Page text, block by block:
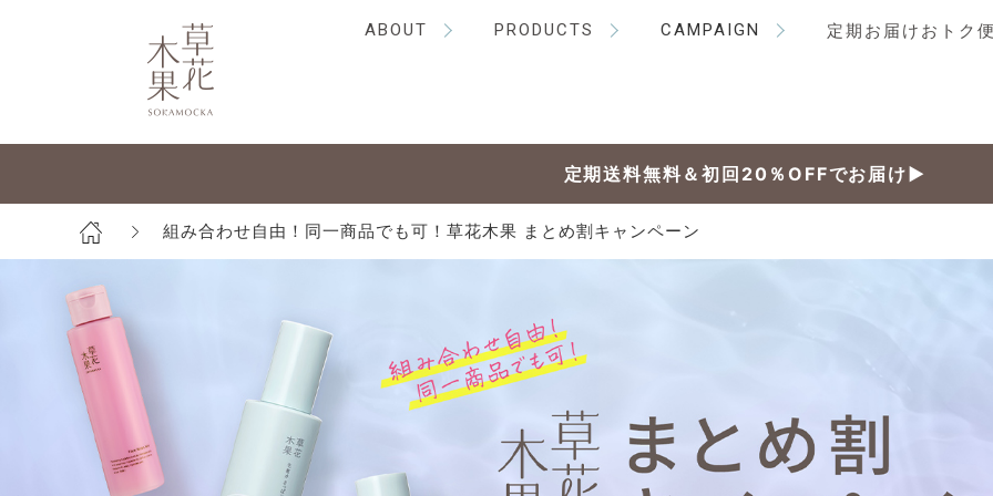
ABOUT PRODUCTS CAMPAIGN 定期お届けおトク
定期送料無料＆初回20％OFFでお届け▶
組み合わせ自由！同一商品でも可！草花木果 まとめ割キャンペーン